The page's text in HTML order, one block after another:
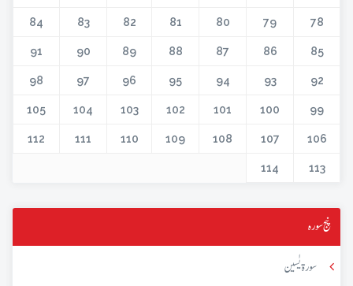
78
79
80
81
82
83
84
85
86
87
88
89
90
91
92
93
94
95
96
97
98
99
100
101
102
103
104
105
106
107
108
109
110
111
112
113
114
پنج سورہ
سورۃ یٰسین